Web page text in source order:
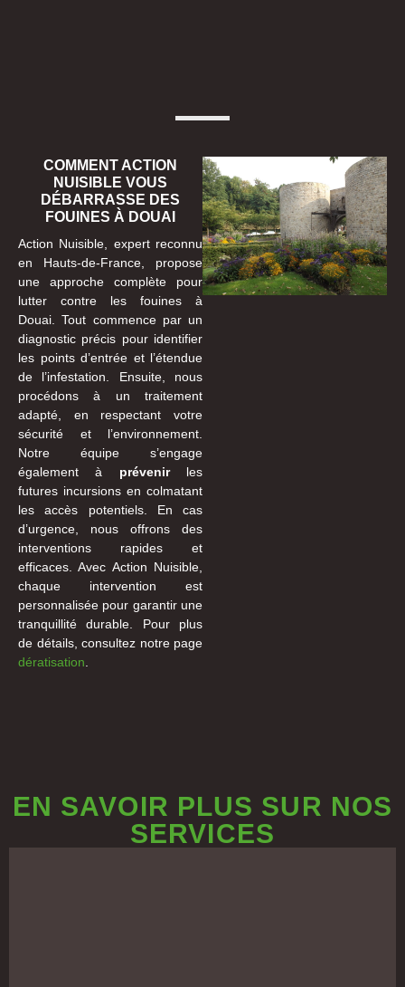
COMMENT ACTION
NUISIBLE VOUS
DÉBARRASSE DES
FOUINES À DOUAI
Action Nuisible, expert reconnu
en Hauts-de-France, propose
une approche complète pour
lutter contre les fouines à
Douai. Tout commence par un
diagnostic précis pour identifier
les points d’entrée et l’étendue
de l’infestation. Ensuite, nous
procédons à un traitement
adapté, en respectant votre
sécurité et l’environnement.
Notre équipe s’engage
également à prévenirles
futures incursions en colmatant
les accès potentiels. En cas
d’urgence, nous offrons des
interventions rapides et
efficaces. Avec Action Nuisible,
chaque intervention est
personnalisée pour garantir une
tranquillité durable. Pour plus
de détails, consultez notre page
dératisation
EN SAVOIR PLUS SUR NOS
SERVICES